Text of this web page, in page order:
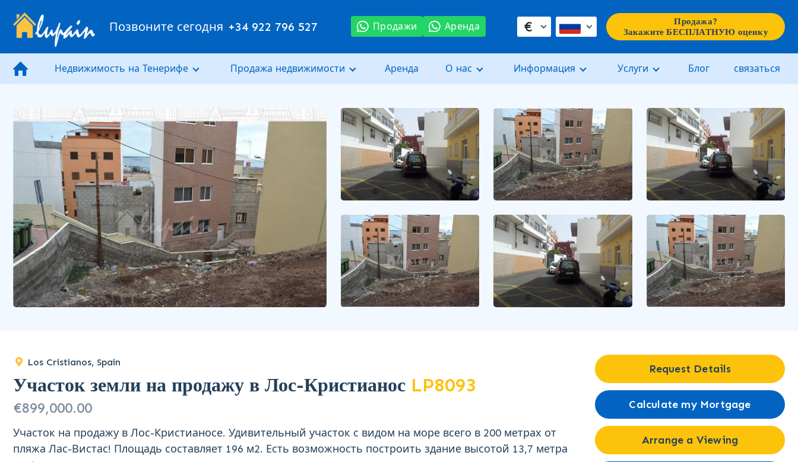
Позвоните сегодня +34 922 796 527 Продажи Аренда €
Продажа?
Закажите БЕСПЛАТНУЮ оценку
Недвижимость на Тенерифе Продажа недвижимости Аренда О нас Информация Услуги Блог связаться
Los Cristianos, Spain
Участок земли на продажу в Лос-Кристианос LP8093
€899,000.00
Участок на продажу в Лос-Кристианосе. Удивительный участок с видом на море всего в 200 метрах от
пляжа Лас-Вистас! Площадь составляет 196 м2. Есть возможность построить здание высотой 13,7 метра
Request Details
Calculate my Mortgage
Arrange a Viewing